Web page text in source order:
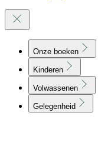
Onze boeken
Kinderen
Volwassenen
Gelegenheid